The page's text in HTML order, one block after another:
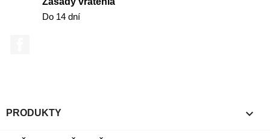
Do 14 dní
PRODUKTY 